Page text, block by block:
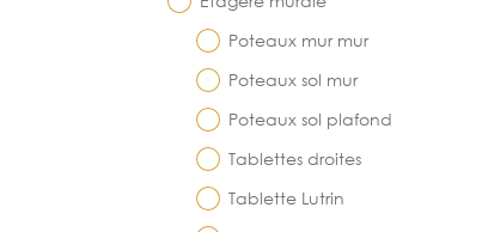
Poteaux mur mur
Poteaux sol mur
Poteaux sol plafond
Tablettes droites
Tablette Lutrin